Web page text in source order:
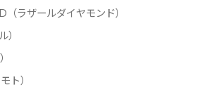
ラザールダイヤモンド）
）
ト）